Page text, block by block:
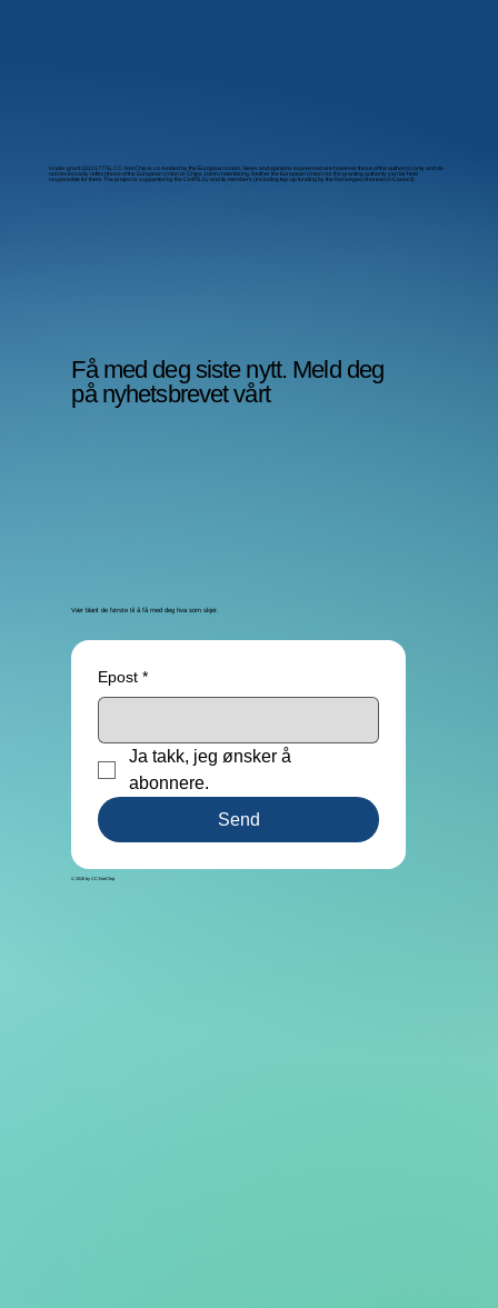
Få med deg siste nytt. Meld deg
på nyhetsbrevet vårt
Vær blant de første til å få med deg hva som skjer.
Epost *
Ja takk, jeg ønsker å
Send
© 2026 by CC-NorChip
Under grant 101217776, CC-NorChip is co-funded by the European Union. Views and opinions expressed are however those of the author(s) only and do
not necessarily reflect those of the European Union or Chips Joint Undertaking. Neither the European Union nor the granting authority can be held
responsible for them. The project is supported by the CHIPS JU and its members (including top-up funding by the Norwegian Research Council).